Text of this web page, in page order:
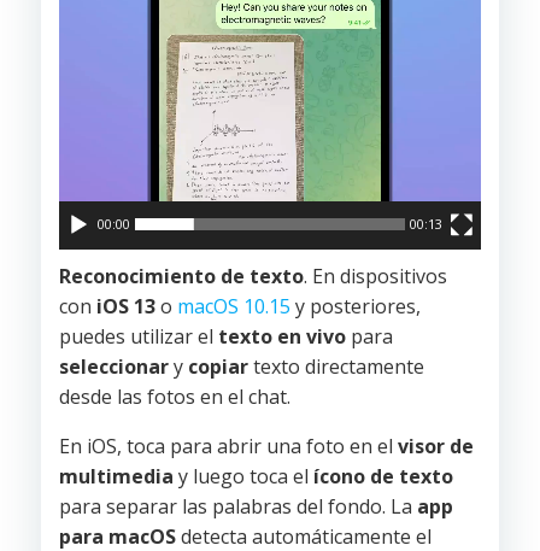
00:00 00:13
Reconocimiento de texto. En dispositivos
con iOS 13o macOS 10.15 y posteriores,
puedes utilizar el texto en vivo para
seleccionary copiartexto directamente
desde las fotos en el chat.
En iOS, toca para abrir una foto en el visor de
multimedia y luego toca el ícono de texto
para separar las palabras del fondo. La app
para macOSdetecta automáticamente el